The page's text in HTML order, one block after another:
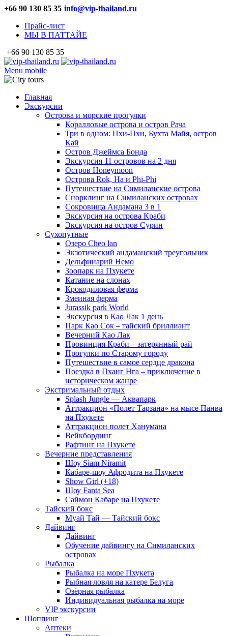
+66 90 130 85 35 info@vip-thailand.ru
Прайс-лист
МЫ В ПАТТАЙЕ
+66 90 130 85 35
Menu mobile
Главная
Экскурсии
Острова и морские прогулки
Коралловые острова и остров Рача
Три в одном: Пхи-Пхи, Бухта Майя, остров
Кай
Остров Джеймса Бонда
Экскурсия 11 островов на 2 дня
Остров Honeymoon
Острова Rok, Ha и Phi-Phi
Путешествие на Симиланские острова
Снорклинг на Симиланских островах
Сокровища Андамана 3 в 1
Экскурсия на острова Краби
Экскурсия на остров Сурин
Сухопутные
Озеро Cheo lan
Экзотический андаманский треугольник
Дельфинарий Немо
Зоопарк на Пхукете
Катание на слонах
Крокодиловая ферма
Змеиная ферма
Jurassik park World
Экскурсия в Као Лак 1 день
Парк Као Сок – тайский бриллиант
Вечерний Као Лак
Провинция Краби – затерянный рай
Прогулки по Старому городу
Путешествие в самое сердце дракона
Поездка в Пханг Нга – приключение в
историческом жанре
Экстримальный отдых
Splash Jungle — Аквапарк
Аттракцион «Полет Тарзана» на мысе Панва
на Пхукете
Аттракцион полет Ханумана
Вейкбординг
Рафтинг на Пхукете
Вечерние представления
Шоу Siam Niramit
Кабаре-шоу Афродита на Пхукете
Show Girl (+18)
Шоу Fanta Sea
Саймон Кабаре на Пхукете
Тайский бокс
Муай Тай — Тайский бокс
Дайвинг
Дайвинг
Обучение дайвингу на Симиланских
островах
Рыбалка
Рыбалка на море Пхукета
Рыбная ловля на катере Белуга
Озёрная рыбалка
Индивидуальная рыбалка на море
VIP экскурсии
Шоппинг
Аптеки